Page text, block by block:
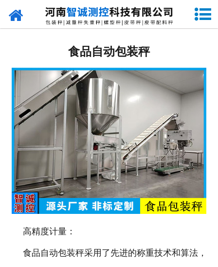
网站首页
- DCS-D系列单斗颗粒包装秤
- DCS-SP系列粉粒两用双斗包装秤
- DCS-DP系列粉粒两用单斗包装秤
- DCS-L系列粉状包装秤
DCS-S系列无斗定量包装秤
- DCS-X系列振动小包装秤
电子皮带秤
食品自动包装秤
高精度计量：
食品自动包装秤采用了先进的称重技术和算法，